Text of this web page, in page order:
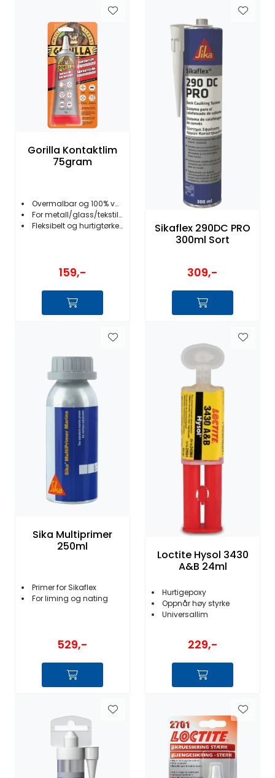
Gorilla Kontaktlim
75gram
Overmalbar og 100% vanntett
For metall/glass/tekstil/plast m.m.
Fleksibelt og hurtigtørkende
159,-
Sikaflex 290DC PRO
300ml Sort
309,-
Sika Multiprimer
250ml
Primer for Sikaflex
For liming og nating
529,-
Loctite Hysol 3430
A&B 24ml
Hurtigepoxy
Oppnår høy styrke
Universallim
229,-